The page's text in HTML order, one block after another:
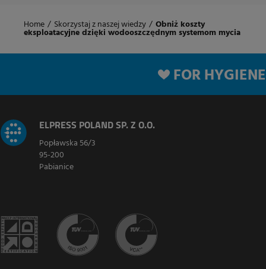
Home / Skorzystaj z naszej wiedzy / Obniż koszty
eksploatacyjne dzięki wodooszczędnym systemom mycia
FOR HYGIENE
ELPRESS POLAND SP. Z O.O.
Popławska 56/3
95-200
Pabianice